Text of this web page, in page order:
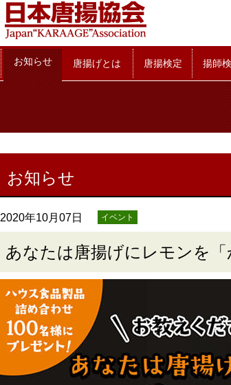
お知らせ 唐揚げとは 唐揚検定 揚師
お知らせ
お知らせ
2020年10月07日 イベント
あなたは唐揚げにレモンを